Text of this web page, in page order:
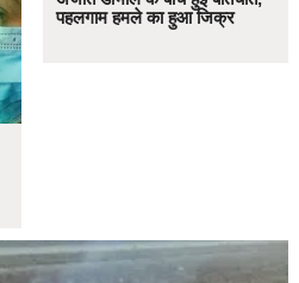
पहलगाम हमले का हुआ जिक्र